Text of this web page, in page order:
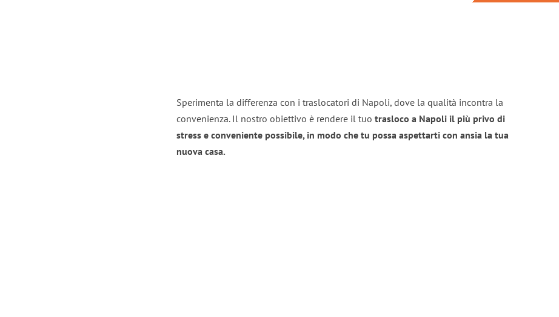
Sperimenta la differenza con i traslocatori di Napoli, dove la qualità incontra la
convenienza. Il nostro obiettivo è rendere il tuo trasloco a Napoli il più privo di
stress e conveniente possibile, in modo che tu possa aspettarti con ansia la tua
nuova casa.